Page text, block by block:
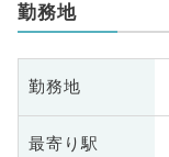
勤務地
勤務地
最寄り駅